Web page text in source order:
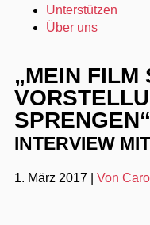
Unterstützen
Über uns
„MEIN FILM
SPRENGEN“
INTERVIEW
1. März 2017 Von